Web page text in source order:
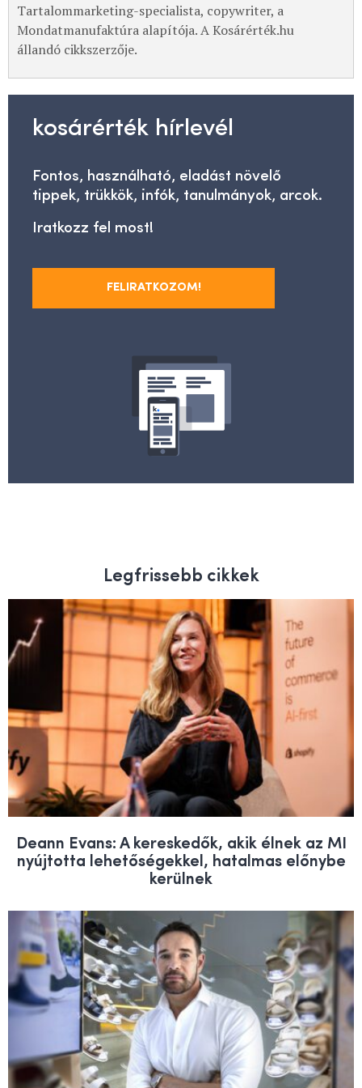
Tartalommarketing-specialista, copywriter, a
Mondatmanufaktúra alapítója. A Kosárérték.hu
állandó cikkszerzője.
kosárérték hírlevél
Fontos, használható, eladást növelő
tippek, trükkök, infók, tanulmányok, arcok.
Iratkozz fel most!
FELIRATKOZOM!
Legfrissebb cikkek
Deann Evans: A kereskedők, akik élnek az MI
nyújtotta lehetőségekkel, hatalmas előnybe
kerülnek